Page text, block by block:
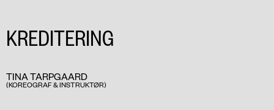
KREDITERING
TINA TARPGAARD
(KOREOGRAF & INSTRUKTØR)